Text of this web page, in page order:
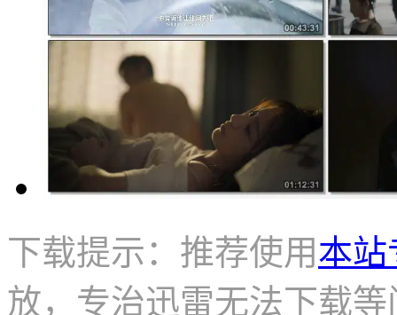
下载提示：推荐使用本站
放，专治迅雷无法下载等